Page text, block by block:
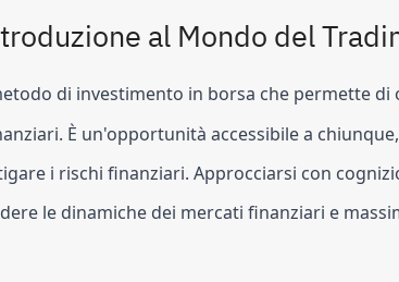
al Mondo del
di investimento in borsa che permette
È un'opportunità accessibile a
i rischi finanziari. Approcciarsi con
le dinamiche dei mercati finanziari e